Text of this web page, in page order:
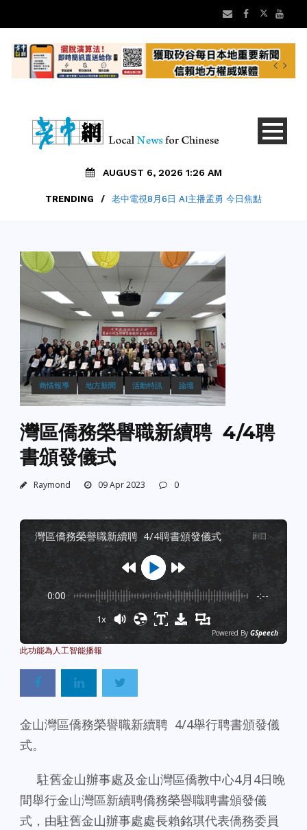
AUGUST 6, 2026 1:26 AM
TRENDING / 老中電視8月6日 AI主播孟勇 今日焦點
商情報導 地方新聞 活動特訊 論壇
灣區僑務榮譽職新續聘 4/4聘
書頒發儀式
Raymond 09 Apr 2023 0
灣區僑務榮譽職新續聘 4/4聘書頒發儀式 剧目 :-
0:00 -:--
1x
Powered By GSpeech
金山灣區僑務榮譽職新續聘 4/4舉行聘書頒發儀
式。
駐舊金山辦事處及金山灣區僑教中心4月4日晚
間舉行金山灣區新續聘僑務榮譽職聘書頒發儀
式，由駐舊金山辦事處處長賴銘琪代表僑務委員